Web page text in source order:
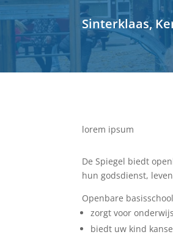
Sinterklaas,
lorem ipsum
De Spiegel biedt
hun godsdienst,
Openbare
zorgt voor
biedt uw kind